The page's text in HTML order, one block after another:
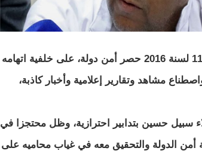
الدولة التي قررت حبسه احتياطيا على ذمة القضية رقم 1152 لسنة 2016 حصر أمن دولة، على خلفية اتهامه
مشاهد وتقارير إعلامية وأخبار كاذبة،
إخلاء سبيل حسين بتدابير احترازية، وظل محتجزا في
أمن الدولة والتحقيق معه في غياب محاميه على